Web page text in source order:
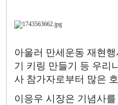
아울러 만세운동 재현
기 키링 만들기 등 우리
사 참가자로부터 많은
이응우 시장은 기념사